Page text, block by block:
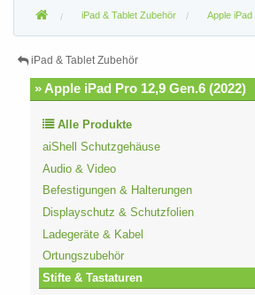
iPad & Tablet Zubehör Apple
iPad & Tablet Zubehör
» Apple iPad Pro 12,9 Gen.6 (2022)
Alle Produkte
aiShell Schutzgehäuse
Audio & Video
Befestigungen & Halterungen
Displayschutz & Schutzfolien
Ladegeräte & Kabel
Ortungszubehör
Stifte & Tastaturen